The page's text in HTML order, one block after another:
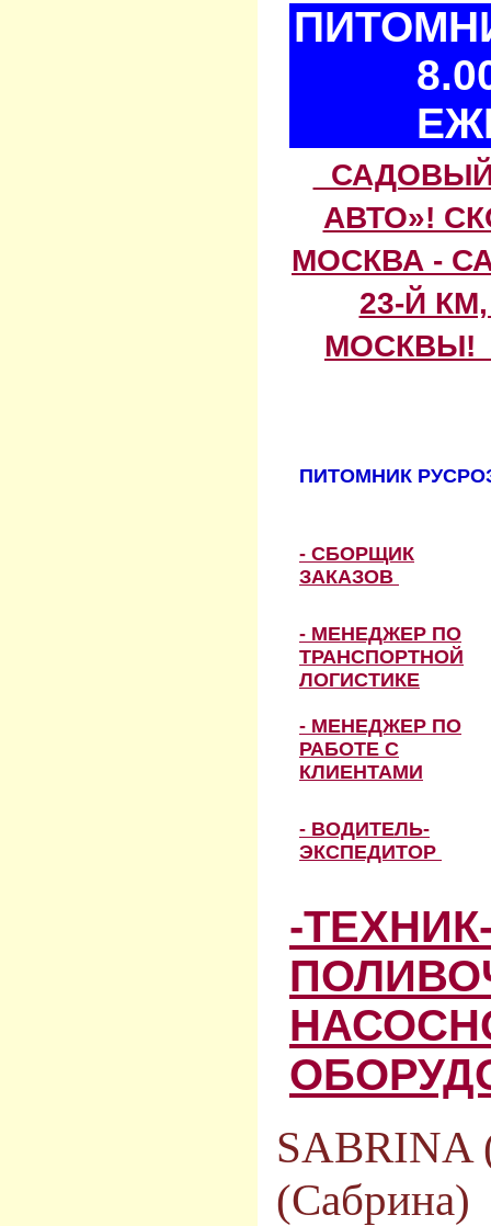
АВТО»!
МОСКВА -
23-Й
МОСКВЫ!
ПИТОМНИК
- СБОРЩИК
ЗАКАЗОВ
- МЕНЕДЖЕР ПО
ТРАНСПОРТНОЙ
ЛОГИСТИКЕ
- МЕНЕДЖЕР ПО
РАБОТЕ С
КЛИЕНТАМИ
- ВОДИТЕЛЬ-
ЭКСПЕДИТОР
-
SABRINA
(Сабрина)